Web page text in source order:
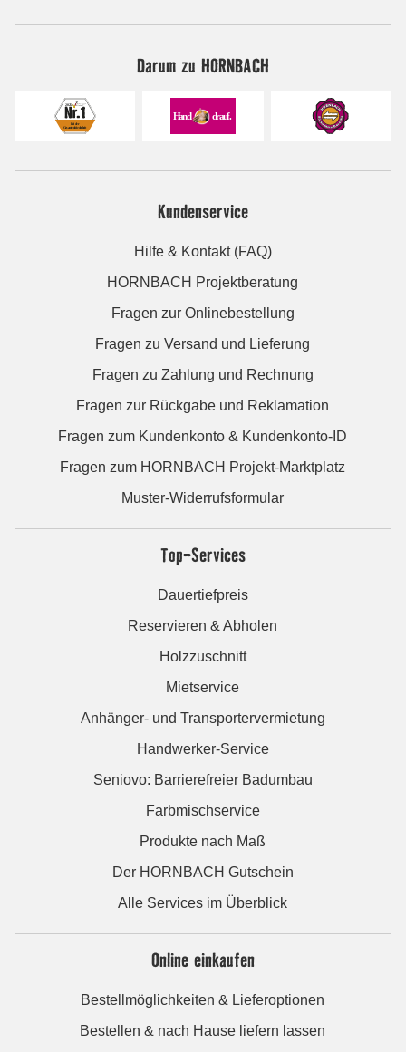
Darum zu HORNBACH
Kundenservice
Hilfe & Kontakt (FAQ)
HORNBACH Projektberatung
Fragen zur Onlinebestellung
Fragen zu Versand und Lieferung
Fragen zu Zahlung und Rechnung
Fragen zur Rückgabe und Reklamation
Fragen zum Kundenkonto & Kundenkonto-ID
Fragen zum HORNBACH Projekt-Marktplatz
Muster-Widerrufsformular
Top-Services
Dauertiefpreis
Reservieren & Abholen
Holzzuschnitt
Mietservice
Anhänger- und Transportervermietung
Handwerker-Service
Seniovo: Barrierefreier Badumbau
Farbmischservice
Produkte nach Maß
Der HORNBACH Gutschein
Alle Services im Überblick
Online einkaufen
Bestellmöglichkeiten & Lieferoptionen
Bestellen & nach Hause liefern lassen